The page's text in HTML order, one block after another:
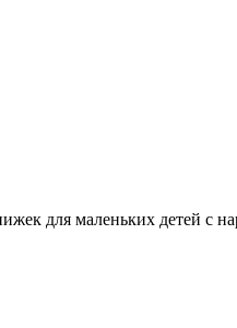
для маленьких детей с